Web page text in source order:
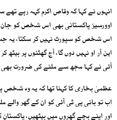
اوورسیز پاکستانی بھی اس شخص کو جان
اس شخص کو سپورٹ نہیں کر سکتا، یہ جب
این آر او نہیں دوں گا، آج گھٹنوں پر بیٹھ
آئی نے کہا مجھ سے ملنے کی ضرورت بھی
عظمیٰ بخاری کا کہنا تھا کہ یہ وہ شخص
اب تو بانی پی ٹی آئی کو ان کے گھر